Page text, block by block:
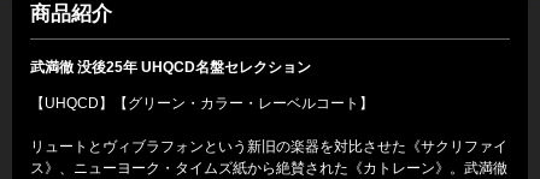
商品紹介
武満徹 没後25年 UHQCD名盤セレクション
【UHQCD】【グリーン・カラー・レーベルコート】
リュートとヴィブラフォンという新旧の楽器を対比させた《サクリファイ
ス》、ニューヨーク・タイムズ紙から絶賛された《カトレーン》。武満徹